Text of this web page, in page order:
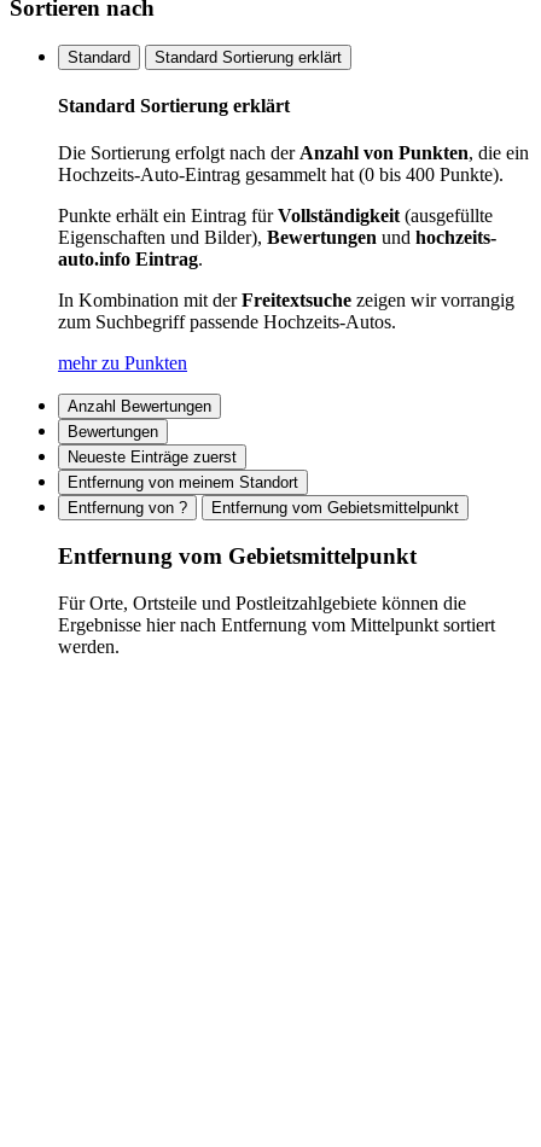
Sortieren nach
Standard Standard Sortierung erklärt
Standard Sortierung erklärt
Die Sortierung erfolgt nach der Anzahl von Punkten, die ein
Hochzeits-Auto-Eintrag gesammelt hat (0 bis 400 Punkte).
Punkte erhält ein Eintrag fürVollständigkeit (ausgefüllte
Eigenschaften und Bilder), Bewertungen und hochzeits-
auto.info Eintrag.
In Kombination mit derFreitextsuche zeigen wir vorrangig
zum Suchbegriff passende Hochzeits-Autos.
mehr zu Punkten
Anzahl Bewertungen
Bewertungen
Neueste Einträge zuerst
Entfernung von meinem Standort
Entfernung von ?
Entfernung vom Gebietsmittelpunkt
Entfernung vom Gebietsmittelpunkt
Für Orte, Ortsteile und Postleitzahlgebiete können die
Ergebnisse hier nach Entfernung vom Mittelpunkt sortiert
werden.